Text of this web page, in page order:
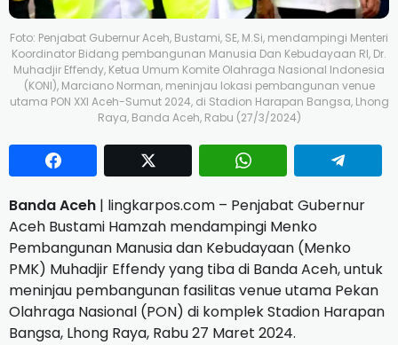
Foto: Penjabat Gubernur Aceh, Bustami, SE, M.Si, mendampingi Menteri
Koordinator Bidang pembangunan Manusia Dan Kebudayaan RI, Dr.
Muhadjir Effendy, Ketua Umum Komite Olahraga Nasional Indonesia
(KONI), Marciano Norman, meninjau lokasi pembangunan venue
utama PON XXI Aceh-Sumut 2024, di Stadion Harapan Bangsa, Lhong
Raya, Banda Aceh, Rabu (27/3/2024)
Banda Aceh | lingkarpos.com – Penjabat Gubernur
Aceh Bustami Hamzah mendampingi Menko
Pembangunan Manusia dan Kebudayaan (Menko
PMK) Muhadjir Effendy yang tiba di Banda Aceh, untuk
meninjau pembangunan fasilitas venue utama Pekan
Olahraga Nasional (PON) di komplek Stadion Harapan
Bangsa, Lhong Raya, Rabu 27 Maret 2024.